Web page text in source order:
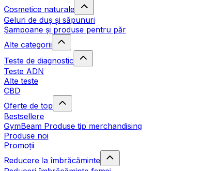
Cosmetice naturale
Geluri de duș și săpunuri
Șampoane și produse pentru păr
Alte categorii
Teste de diagnostic
Teste ADN
Alte teste
CBD
Oferte de top
Bestsellere
GymBeam Produse tip merchandising
Produse noi
Promoții
Reducere la îmbrăcăminte